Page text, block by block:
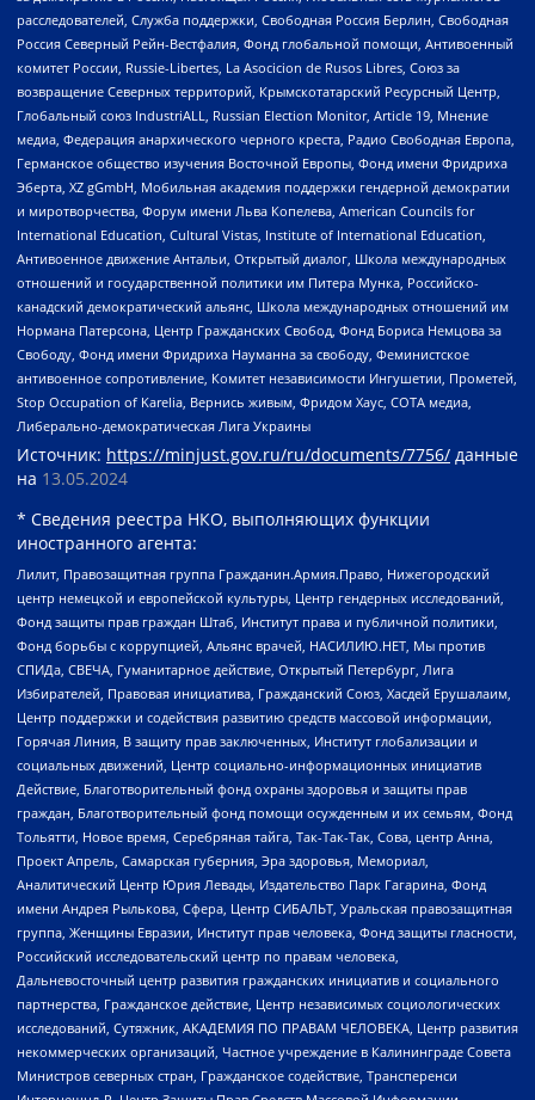
расследователей, Служба поддержки, Свободная Россия Берлин, Свободная
Россия Северный Рейн-Вестфалия, Фонд глобальной помощи, Антивоенный
комитет России, Russie-Libertes, La Asocicion de Rusos Libres, Союз за
возвращение Северных территорий, Крымскотатарский Ресурсный Центр,
Глобальный союз IndustriALL, Russian Election Monitor, Article 19, Мнение
медиа, Федерация анархического черного креста, Радио Свободная Европа,
Германское общество изучения Восточной Европы, Фонд имени Фридриха
Эберта, XZ gGmbH, Мобильная академия поддержки гендерной демократии
и миротворчества, Форум имени Льва Копелева, American Councils for
International Education, Cultural Vistas, Institute of International Education,
Антивоенное движение Антальи, Открытый диалог, Школа международных
отношений и государственной политики им Питера Мунка, Российско-
канадский демократический альянс, Школа международных отношений им
Нормана Патерсона, Центр Гражданских Свобод, Фонд Бориса Немцова за
Свободу, Фонд имени Фридриха Науманна за свободу, Феминистское
антивоенное сопротивление, Комитет независимости Ингушетии, Прометей,
Stop Occupation of Karelia, Вернись живым, Фридом Хаус, СОТА медиа,
Либерально-демократическая Лига Украины
Источник: https://minjust.gov.ru/ru/documents/7756/ данные
на 13.05.2024
* Сведения реестра НКО, выполняющих функции
иностранного агента:
Лилит, Правозащитная группа Гражданин.Армия.Право, Нижегородский
центр немецкой и европейской культуры, Центр гендерных исследований,
Фонд защиты прав граждан Штаб, Институт права и публичной политики,
Фонд борьбы с коррупцией, Альянс врачей, НАСИЛИЮ.НЕТ, Мы против
СПИДа, СВЕЧА, Гуманитарное действие, Открытый Петербург, Лига
Избирателей, Правовая инициатива, Гражданский Союз, Хасдей Ерушалаим,
Центр поддержки и содействия развитию средств массовой информации,
Горячая Линия, В защиту прав заключенных, Институт глобализации и
социальных движений, Центр социально-информационных инициатив
Действие, Благотворительный фонд охраны здоровья и защиты прав
граждан, Благотворительный фонд помощи осужденным и их семьям, Фонд
Тольятти, Новое время, Серебряная тайга, Так-Так-Так, Сова, центр Анна,
Проект Апрель, Самарская губерния, Эра здоровья, Мемориал,
Аналитический Центр Юрия Левады, Издательство Парк Гагарина, Фонд
имени Андрея Рылькова, Сфера, Центр СИБАЛЬТ, Уральская правозащитная
группа, Женщины Евразии, Институт прав человека, Фонд защиты гласности,
Российский исследовательский центр по правам человека,
Дальневосточный центр развития гражданских инициатив и социального
партнерства, Гражданское действие, Центр независимых социологических
исследований, Сутяжник, АКАДЕМИЯ ПО ПРАВАМ ЧЕЛОВЕКА, Центр развития
некоммерческих организаций, Частное учреждение в Калининграде Совета
Министров северных стран, Гражданское содействие, Трансперенси